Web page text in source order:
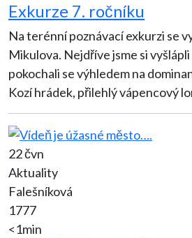
Exkurze 7. ročníku
Na terénní poznávací exkurzi se
Mikulova. Nejdříve jsme si vyšlápli Svatý kopeček a
pokochali se výhledem na
Kozí hrádek, přilehlý vápencový
22 čvn
Aktuality
Falešníková
1777
<1min